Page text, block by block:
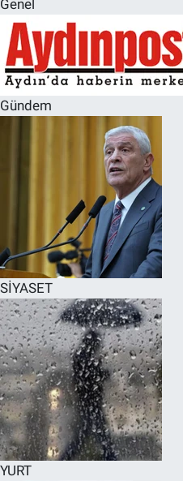
Genel
Gündem
SİYASET
YURT
SPOR
RESMİ İLANLAR